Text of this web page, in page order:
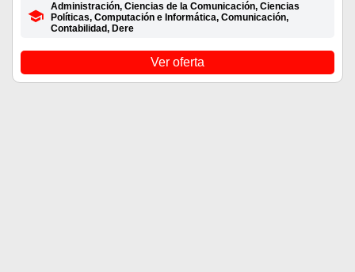
Administración, Ciencias de la Comunicación, Ciencias
Políticas, Computación e Informática, Comunicación,
Contabilidad, Dere
Ver oferta